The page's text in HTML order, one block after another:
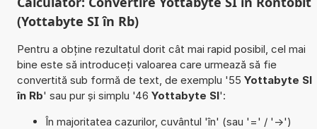
(Yottabyte SI în Rb)
Pentru a obține rezultatul dorit cât mai rapid posibil, cel mai
bine este să introduceți valoarea care urmează să fie
convertită sub formă de text, de exemplu '55 Yottabyte SI
în Rb' sau pur și simplu '46 Yottabyte SI':
În majoritatea cazurilor, cuvântul 'în' (sau '=' / '->')